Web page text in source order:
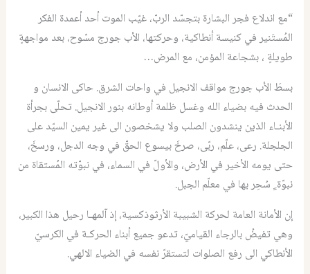
“مع اندلاع فجر البشارة بتجسّد الربّ، غيّب الموت أحد أعمدة الفكر
المُستَنير في كنيسة أنطاكية، وحركتها، الأب جورج مسّوح، بعد مواجهةٍ
طويلةٍ ، بشجاعة المؤمن، مع المرض…
بسطَ الأب جورج مواقف الانجيل في واحات الشرق. حاكى الانسان و
الحدث فيه بضياء الله وغسل ظلمة أوطانه بنور الانجيل. تحلّى بجرأة
الأبنـاء الذين ينشدون الصلب ولا يشخصون الى غير يمين السيّد على
الجلجلة. رعى، علّم، ربّى، صرخَ بيسوع الحقّ في وجه الدجل، ورسخَ،
حتى يومه الأخير في الأرض، والأولّ في السماء، في نبوّته المُستقاة من
نبوّة ٍ سُحِر بها في معلّم الجبل.
إن الأمانة العامة لحركة الشبيبة الأرثوذكسية، إذ آلمهـا رحيل هذا الكبير،
وهي تفيضُ بالرجاء القياميّ، تدعو جميع أبناء الحركـة في الكرسيّ
الأنطاكي الى رفع الصلوات لتستقرّ نفسه في الضياء الالهي.